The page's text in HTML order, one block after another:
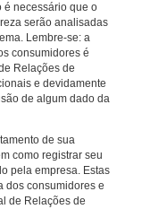
é necessário que o
serão analisadas
Lembre-se: a
consumidores é
Relações de
e devidamente
de algum dado da
de sua
como registrar seu
pela empresa. Estas
dos consumidores e
de Relações de